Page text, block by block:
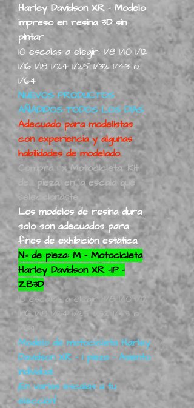
Harley Davidson XR - Modelo
impreso en resina 3D sin
pintar
10 escalas a elegir: 1/8 1/10 1/12
1/16 1/18 1/24 1/25 1/32 1/43 o
1/64
NUEVOS PRODUCTOS
AÑADIDOS TODOS LOS DÍAS
Adecuado para modelistas
con experiencia y algunas
habilidades de modelado.
Compra 1 x Motocicleta, Kit
de 1 pieza, en la escala que
seleccionaste
Los modelos de resina dura
solo son adecuados para
fines de exhibición estática.
N.º de pieza: M - Motocicleta
Harley Davidson XR -1P -
ZB3D
10 escalas a elegir: 1/8 1/10 1/12
1/16 1/18 1/24 1/25 1/32 1/43 o
1/64
Modelo de motocicleta Harley
Davidson XR - 1 pieza - Asiento
individual.
¡En varias escalas a tu
elección!